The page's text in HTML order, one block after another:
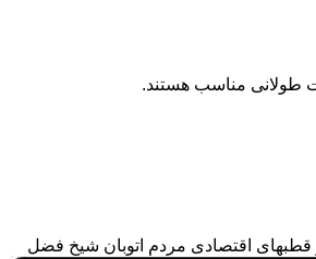
طولانی مناسب هستند.
قطبهای اقتصادی مردم اتوبان شیخ فضل